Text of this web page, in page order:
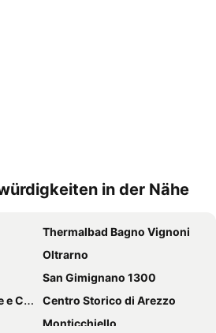
in der Nähe
Thermalbad Bagno Vignoni
Oltrarno
San Gimignano 1300
d'Orcia
Centro Storico di Arezzo
Monticchiello